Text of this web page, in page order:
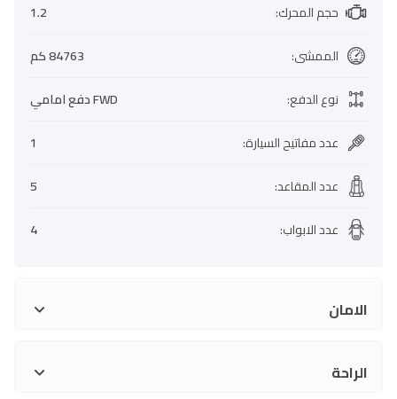
حجم المحرك:
1.2
الممشى:
84763 كم
نوع الدفع:
FWD دفع امامي
عدد مفاتيح السيارة:
1
عدد المقاعد:
5
عدد الابواب:
4
الامان
الراحة